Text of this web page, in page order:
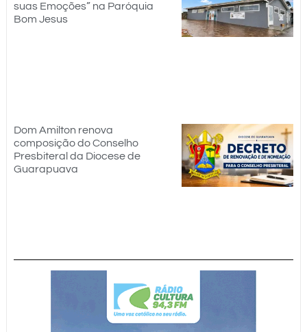
suas Emoções” na Paróquia
Bom Jesus
Dom Amilton renova
composição do Conselho
Presbiteral da Diocese de
Guarapuava